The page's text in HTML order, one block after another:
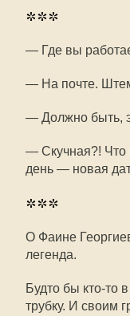
***
— Где вы
— На почте.
— Должно быть,
— Скучная?! Что
день — новая
***
О Фаине
легенда.
Будто бы кто-то
трубку. И своим